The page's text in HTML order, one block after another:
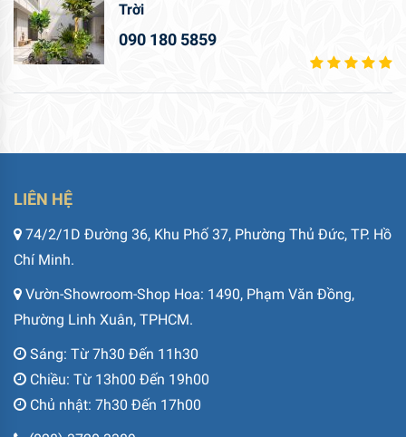
Trời
090 180 5859
LIÊN HỆ
74/2/1D Đường 36, Khu Phố 37, Phường Thủ Đức, TP. Hồ
Chí Minh.
Vườn-Showroom-Shop Hoa: 1490, Phạm Văn Đồng,
Phường Linh Xuân, TPHCM.
Sáng: Từ 7h30 Đến 11h30
Chiều: Từ 13h00 Đến 19h00
Chủ nhật: 7h30 Đến 17h00